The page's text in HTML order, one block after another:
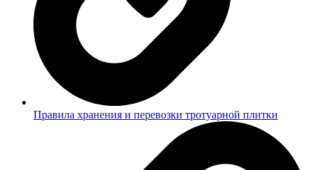
Правила хранения и перевозки тротуарной плитки